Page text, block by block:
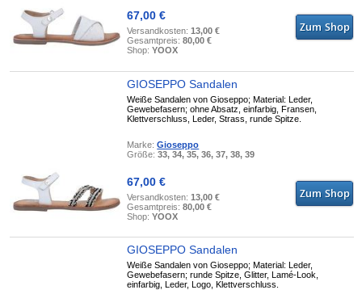
67,00 €
Versandkosten:13,00 €
Gesamtpreis:80,00 €
Shop:YOOX
GIOSEPPO Sandalen
Weiße Sandalen von Gioseppo; Material: Leder,
Gewebefasern; ohne Absatz, einfarbig, Fransen,
Klettverschluss, Leder, Strass, runde Spitze.
Marke:Gioseppo
Größe:33, 34, 35, 36, 37, 38, 39
67,00 €
Versandkosten:13,00 €
Gesamtpreis:80,00 €
Shop:YOOX
GIOSEPPO Sandalen
Weiße Sandalen von Gioseppo; Material: Leder,
Gewebefasern; runde Spitze, Glitter, Lamé-Look,
einfarbig, Leder, Logo, Klettverschluss.